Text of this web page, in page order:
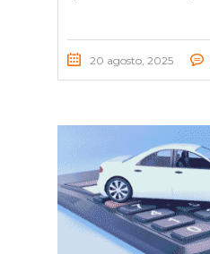
20 agosto, 2025